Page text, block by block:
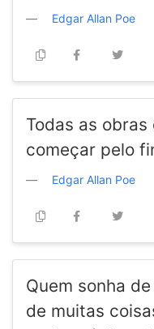
Edgar Allan Poe
Todas as
começar pelo
Edgar Allan Poe
Quem sonha
de muitas